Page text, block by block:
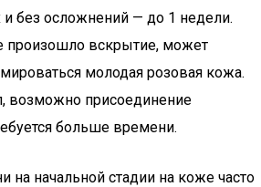
без осложнений — до 1 недели.
произошло вскрытие, может
молодая розовая кожа.
возможно присоединение
больше времени.
на начальной стадии на коже часто